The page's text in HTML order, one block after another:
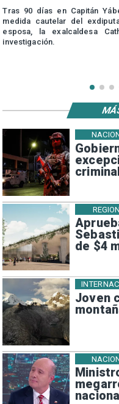
Tras 90 días en Capitán
medida cautelar del
esposa, la exalcaldesa
investigación.
de $4
Joven